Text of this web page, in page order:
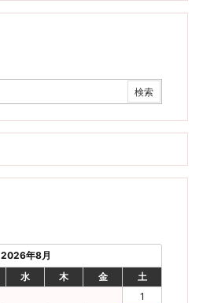
2026年8月
水 木 金
土
1